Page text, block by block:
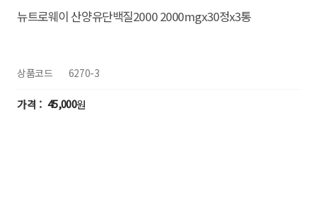
뉴트로웨이 산양유단백질2000 2000mgx30정x3통
상품코드 6270-3
45,000원